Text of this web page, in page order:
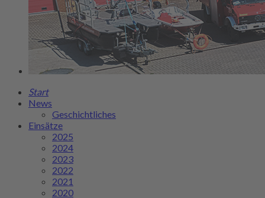
Start
News
Geschichtliches
Einsätze
2025
2024
2023
2022
2021
2020